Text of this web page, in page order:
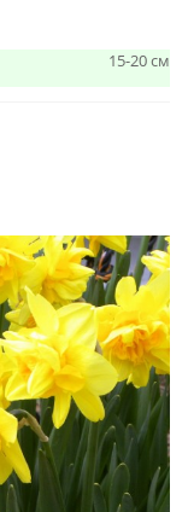
15-20 см